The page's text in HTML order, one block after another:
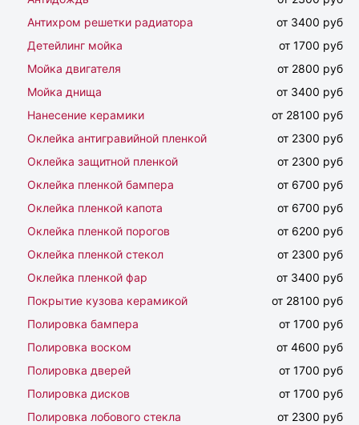
Антихром решетки радиатора
от 3400 руб
Детейлинг мойка
от 1700 руб
Мойка двигателя
от 2800 руб
Мойка днища
от 3400 руб
Нанесение керамики
от 28100 руб
Оклейка антигравийной пленкой
от 2300 руб
Оклейка защитной пленкой
от 2300 руб
Оклейка пленкой бампера
от 6700 руб
Оклейка пленкой капота
от 6700 руб
Оклейка пленкой порогов
от 6200 руб
Оклейка пленкой стекол
от 2300 руб
Оклейка пленкой фар
от 3400 руб
Покрытие кузова керамикой
от 28100 руб
Полировка бампера
от 1700 руб
Полировка воском
от 4600 руб
Полировка дверей
от 1700 руб
Полировка дисков
от 1700 руб
Полировка лобового стекла
от 2300 руб